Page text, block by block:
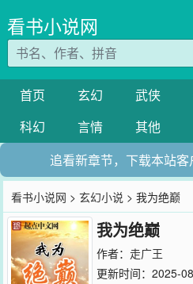
看书小说网
首页 玄幻 武侠
科幻
言情 其他
追看新章节，下载本站
看书小说网 >玄幻小说 > 我为绝巅
我为绝巅
作者： 走广王
更新时间：2025-